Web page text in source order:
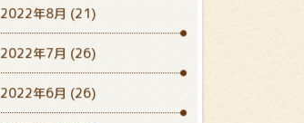
2022年8月 (21)
2022年7月 (26)
2022年6月 (26)